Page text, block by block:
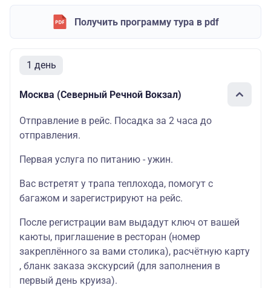
Получить программу тура в pdf
1 день
Москва (Северный Речной Вокзал)
Отправление в рейс. Посадка за 2 часа до
отправления.
Первая услуга по питанию - ужин.
Вас встретят у трапа теплохода, помогут с
багажом и зарегистрируют на рейс.
После регистрации вам выдадут ключ от вашей
каюты, приглашение в ресторан (номер
закреплённого за вами столика), расчётную карту
, бланк заказа экскурсий (для заполнения в
первый день круиза).